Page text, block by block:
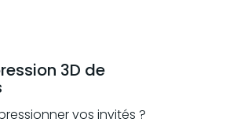
3D de
vos invités ?